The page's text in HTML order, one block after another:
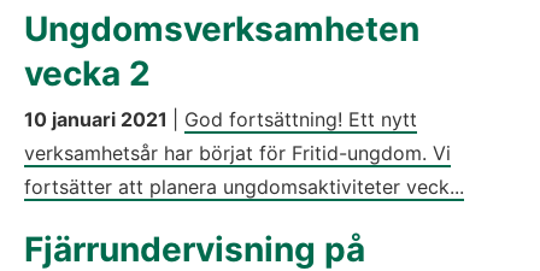
Ungdomsverksamheten
vecka 2
10 januari 2021
God fortsättning! Ett nytt
verksamhetsår har börjat för Fritid-ungdom. Vi
fortsätter att planera ungdomsaktiviteter veck...
Fjärrundervisning på